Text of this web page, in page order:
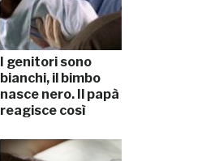
I genitori sono
bianchi, il bimbo
nasce nero. Il papà
reagisce così